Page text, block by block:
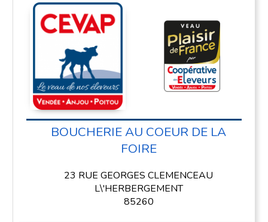
BOUCHERIE AU COEUR DE LA
FOIRE
23 RUE GEORGES CLEMENCEAU
L\'HERBERGEMENT
85260